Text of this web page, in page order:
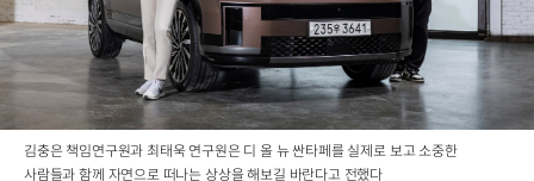
김충은 책임연구원과 최태욱 연구원은 디 올 뉴 싼타페를 실제로 보고 소중한
사람들과 함께 자연으로 떠나는 상상을 해보길 바란다고 전했다